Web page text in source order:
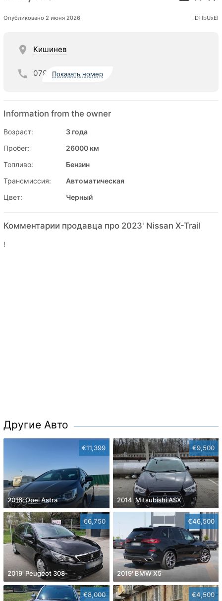
Опубликовано 2 июня 2026 ID: lbUxEI
Кишинев
079 Показать номер
Information from the owner
Возраст:
3 года
Пробег:
26000 км
Топливо:
Бензин
Трансмиссия:
Автоматическая
Цвет:
Черный
Комментарии продавца про 2023' Nissan X-Trail
!
Другие Авто
€11,399
2016' Opel Astra
€9,500
2014' Mitsubishi ASX
€6,750
2019' Peugeot 308
€46,500
2019' BMW X5
€8,000 €4,500